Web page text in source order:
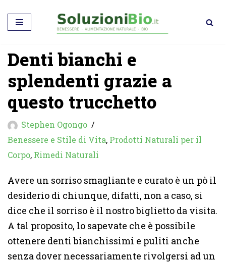
Vai
contenuto
Denti bianchi e
splendenti grazie a
questo trucchetto
Stephen Ogongo
Benessere e Stile di Vita, Prodotti Naturali per il
Corpo, Rimedi Naturali
Avere un sorriso smagliante e curato è un pò il
desiderio di chiunque, difatti, non a caso, si
dice che il sorriso è il nostro biglietto da visita.
A tal proposito, lo sapevate che è possibile
ottenere denti bianchissimi e puliti anche
senza dover necessariamente rivolgersi ad un